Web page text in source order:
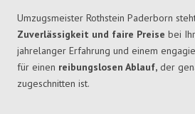
Umzugsmeister Rothstein Paderborn
Zuverlässigkeit und faire Preise bei
jahrelanger Erfahrung und einem
für einen reibungslosen Ablauf, der
zugeschnitten ist.